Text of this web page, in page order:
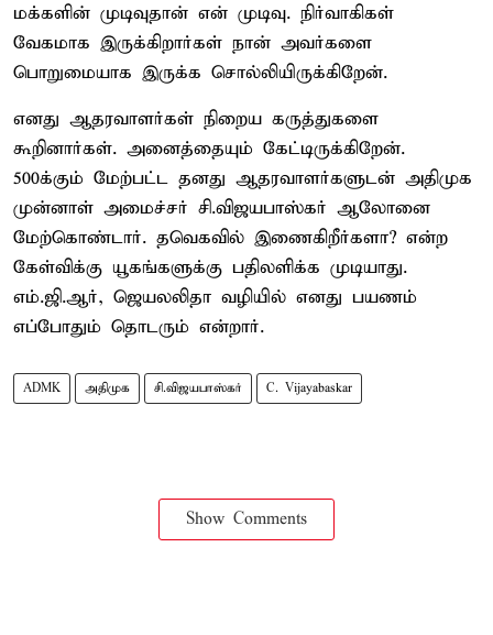
மக்களின் முடிவுதான் என் முடிவு. நிர்வாகிகள்
வேகமாக இருக்கிறார்கள் நான் அவர்களை
பொறுமையாக இருக்க சொல்லியிருக்கிறேன்.
எனது ஆதரவாளர்கள் நிறைய கருத்துகளை
கூறினார்கள். அனைத்தையும் கேட்டிருக்கிறேன்.
500க்கும் மேற்பட்ட தனது ஆதரவாளர்களுடன் அதிமுக
முன்னாள் அமைச்சர் சி.விஜயபாஸ்கர் ஆலோனை
மேற்கொண்டார். தவெகவில் இணைகிறீர்களா? என்ற
கேள்விக்கு யூகங்களுக்கு பதிலளிக்க முடியாது.
எம்.ஜி.ஆர், ஜெயலலிதா வழியில் எனது பயணம்
எப்போதும் தொடரும் என்றார்.
ADMK அதிமுக சி.விஜயபாஸ்கர் C. Vijayabaskar
Show Comments